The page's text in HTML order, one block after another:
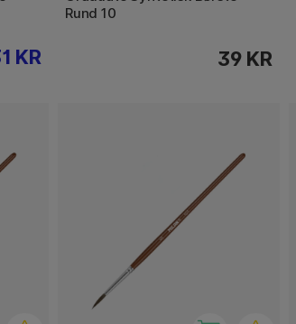
KR
Rund 10
39 KR